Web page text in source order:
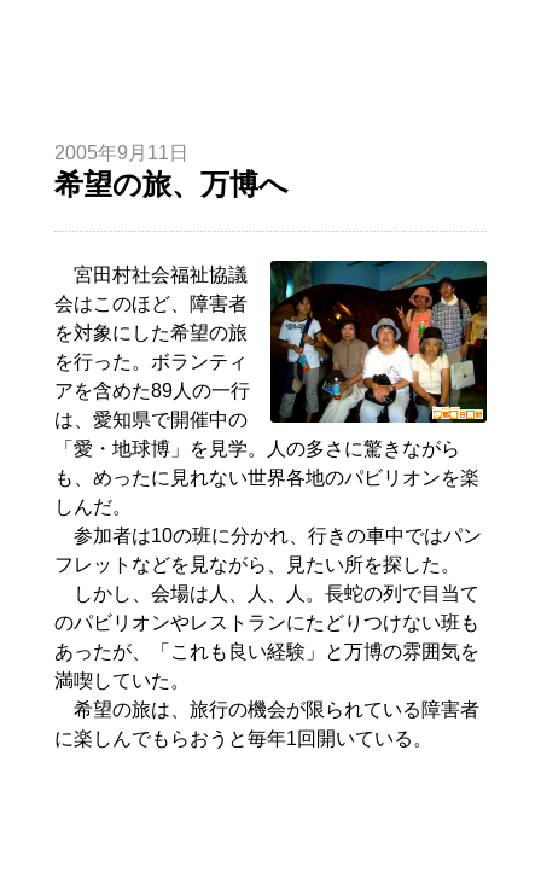
2005年9月11日
希望の旅、万博へ
宮田村社会福祉協議
会はこのほど、障害者
を対象にした希望の旅
を行った。ボランティ
アを含めた89人の一行
は、愛知県で開催中の
「愛・地球博」を見学。人の多さに驚きながら
も、めったに見れない世界各地のパビリオンを楽
しんだ。
参加者は10の班に分かれ、行きの車中ではパン
フレットなどを見ながら、見たい所を探した。
しかし、会場は人、人、人。長蛇の列で目当て
のパビリオンやレストランにたどりつけない班も
あったが、「これも良い経験」と万博の雰囲気を
満喫していた。
希望の旅は、旅行の機会が限られている障害者
に楽しんでもらおうと毎年1回開いている。